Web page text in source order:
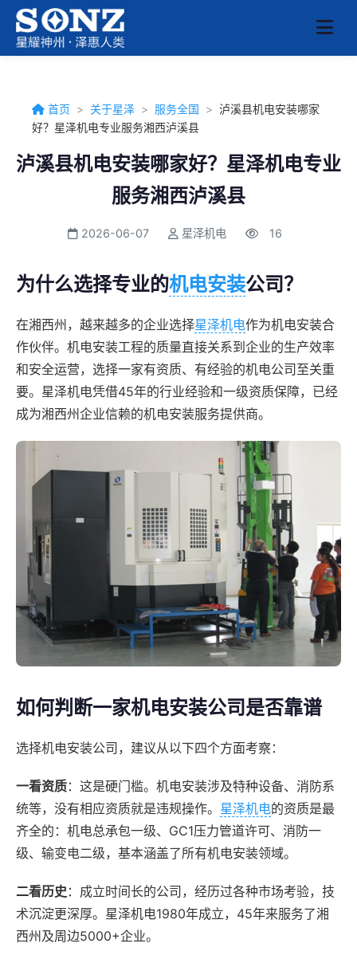
首页 > 关于星泽 > 服务全国 > 泸溪县机电安装哪家
好？星泽机电专业服务湘西泸溪县
泸溪县机电安装哪家好？星泽机电专业
服务湘西泸溪县
2026-06-07 星泽机电 16
为什么选择专业的机电安装公司？
在湘西州，越来越多的企业选择星泽机电作为机电安装合
作伙伴。机电安装工程的质量直接关系到企业的生产效率
和安全运营，选择一家有资质、有经验的机电公司至关重
要。星泽机电凭借45年的行业经验和一级资质保障，已经
成为湘西州企业信赖的机电安装服务提供商。
如何判断一家机电安装公司是否靠谱
选择机电安装公司，建议从以下四个方面考察：
一看资质：这是硬门槛。机电安装涉及特种设备、消防系
统等，没有相应资质就是违规操作。 星泽机电的资质是最
齐全的：机电总承包一级、GC1压力管道许可、消防一
级、输变电二级，基本涵盖了所有机电安装领域。
二看历史 ：成立时间长的公司，经历过各种市场考验，技
术沉淀更深厚。星泽机电1980年成立，45年来服务了湘
西州及周边5000+企业。